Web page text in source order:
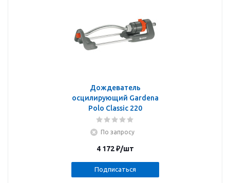
Дождеватель
осцилирующий Gardena
Polo Classic 220
По запросу
4 172₽/шт
Подписаться